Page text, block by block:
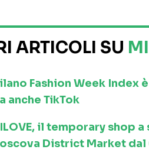
ARTICOLI SU
Fashion Week Index
anche TikTok
il temporary shop
District Market